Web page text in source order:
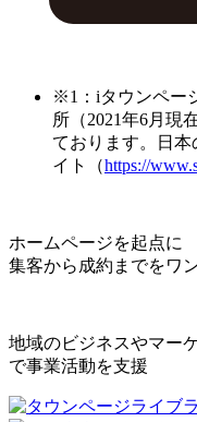
※1：iタウンペー
所（2021年6月現
ております。日
イト（https://
ホームページを起点に
集客から成約までをワ
地域のビジネスやマー
で事業活動を支援